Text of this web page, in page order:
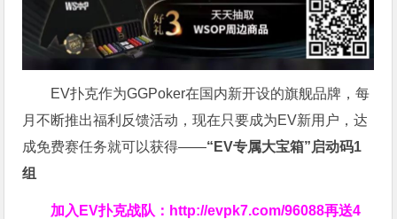
EV扑克作为GGPoker在国内新开设的旗舰品牌，每
月不断推出福利反馈活动，现在只要成为EV新用户，达
成免费赛任务就可以获得——“EV专属大宝箱”启动码1
组
加入EV扑克战队： http://evpk7.com/96088再送4